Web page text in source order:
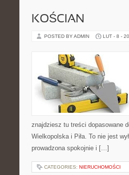
KOŚCIAN
POSTED BY ADMIN LUT - 8 -
znajdziesz tu treści dopasowane
Wielkopolska i Piła. To nie jest
prowadzona spokojnie i […]
CATEGORIES: NIERUCHOMOŚCI